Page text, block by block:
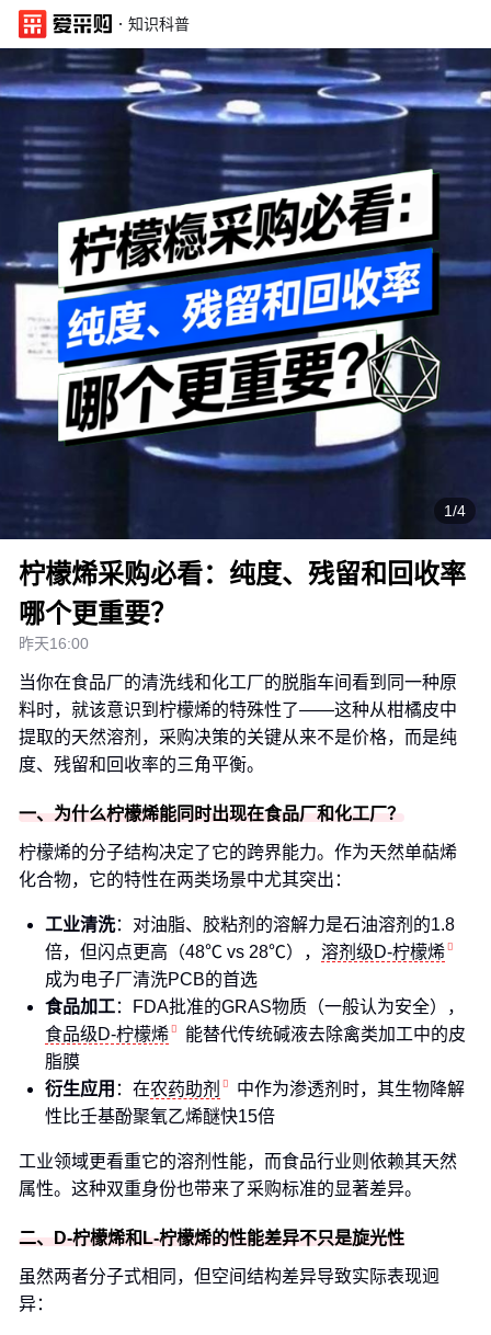
· 知识科普
1/4
柠檬烯采购必看：纯度、残留和回收率
哪个更重要？
昨天16:00
当你在食品厂的清洗线和化工厂的脱脂车间看到同一种原
料时，就该意识到柠檬烯的特殊性了——这种从柑橘皮中
提取的天然溶剂，采购决策的关键从来不是价格，而是纯
度、残留和回收率的三角平衡。
一、为什么柠檬烯能同时出现在食品厂和化工厂？
柠檬烯的分子结构决定了它的跨界能力。作为天然单萜烯
化合物，它的特性在两类场景中尤其突出：
工业清洗：对油脂、胶粘剂的溶解力是石油溶剂的1.8
倍，但闪点更高（48℃ vs 28℃）， 溶剂级D-柠檬烯
成为电子厂清洗PCB的首选
食品加工：FDA批准的GRAS物质（一般认为安全），
食品级D-柠檬烯
能替代传统碱液去除禽类加工中的皮
脂膜
衍生应用 ：在农药助剂
中作为渗透剂时，其生物降解
性比壬基酚聚氧乙烯醚快15倍
工业领域更看重它的溶剂性能，而食品行业则依赖其天然
属性。这种双重身份也带来了采购标准的显著差异。
二、D-柠檬烯和L-柠檬烯的性能差异不只是旋光性
虽然两者分子式相同，但空间结构差异导致实际表现迥
异：